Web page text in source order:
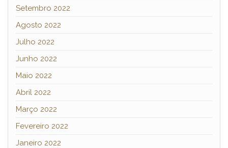
Setembro 2022
Agosto 2022
Julho 2022
Junho 2022
Maio 2022
Abril 2022
Março 2022
Fevereiro 2022
Janeiro 2022